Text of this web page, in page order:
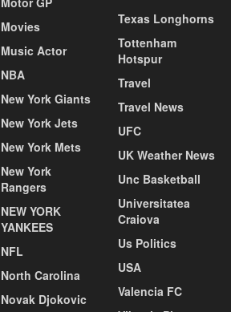
Movies
Music Actor
NBA
New York Giants
New York Jets
New York Mets
New York
Rangers
NEW YORK
YANKEES
NFL
North Carolina
Novak Djokovic
Texas Longhorns
Tottenham
Hotspur
Travel
Travel News
UFC
UK Weather News
Unc Basketball
Universitatea
Craiova
Us Politics
USA
Valencia FC